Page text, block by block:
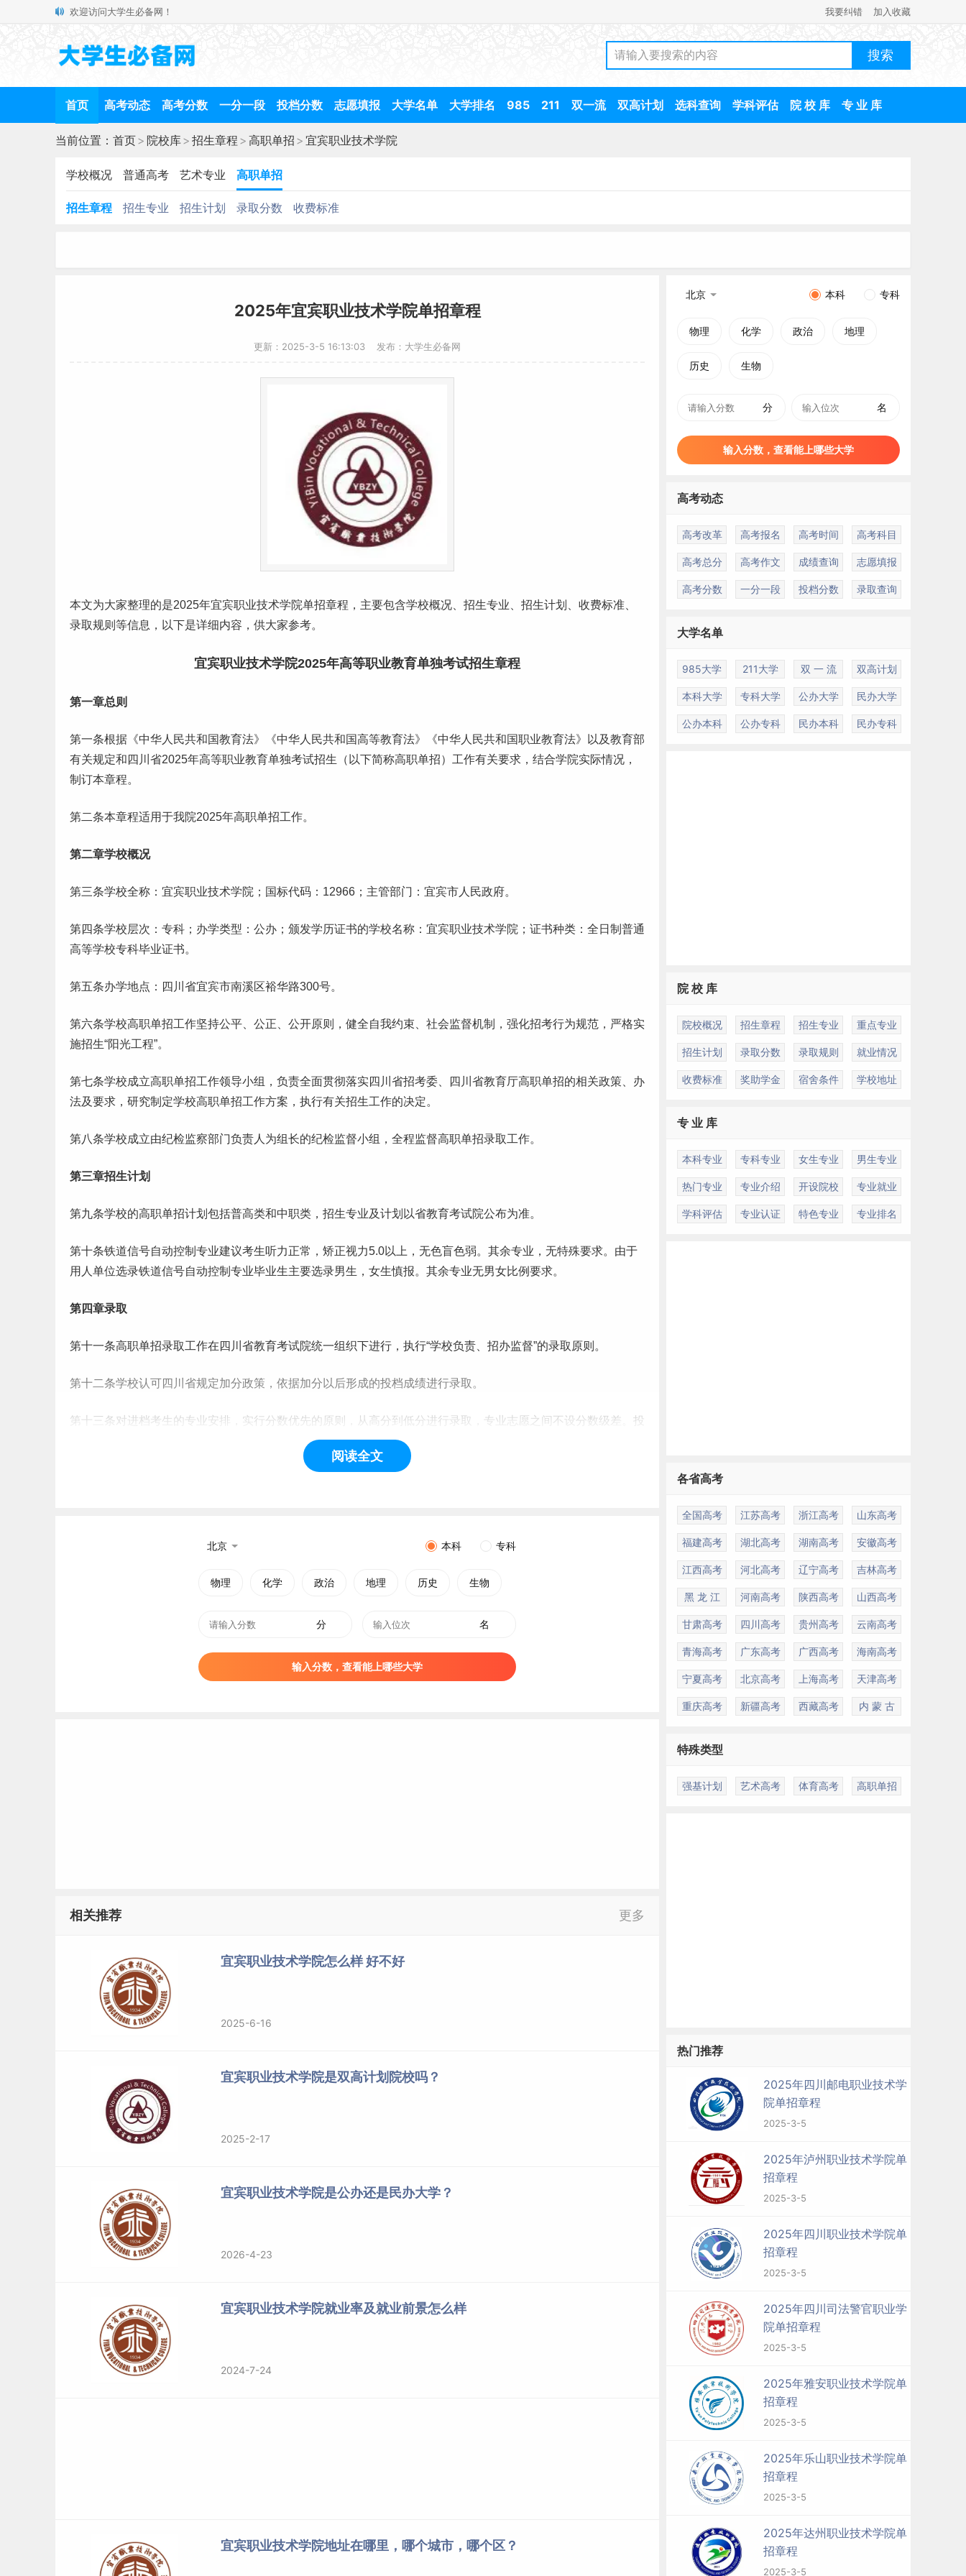
欢迎访问大学生必备网！ 我要纠错 加入收藏
首页 高考动态 高考分数 一分一段 投档分数 志愿填报 大学名单 大学排名 985 211 双一流 双高计划 选科查询 学科评估 院 校 库 专 业 库
当前位置： 首页> 院校库> 招生章程 > 高职单招 > 宜宾职业技术学院
学校概况 普通高考 艺术专业 高职单招
招生章程 招生专业 招生计划 录取分数 收费标准
2025年宜宾职业技术学院单招章程
更新：2025-3-5 16:13:03 发布：大学生必备网
本文为大家整理的是2025年宜宾职业技术学院单招章程，主要包含学校概况、招生专业、招生计划、 收费标准
录取规则等信息，以下是详细内容，供大家参考。
宜宾职业技术学院2025年高等职业教育单独考试招生章程
第一章总则
第一条根据《中华人民共和国教育法》《中华人民共和国高等教育法》《中华人民共和国职业教育法》以及教育部
有关规定和 四川 省2025年高等职业教育单独考试招生（以下简称高职单招） 工作有关要求，结合学院实际情况，
制订本章程。
第二条本章程适用于我院2025年高职单招工作。
第二章学校概况
第三条学校全称：宜宾职业技术学院；国标代码：12966；主管部门：宜宾市人民政府。
第四条学校层次：专科；办学类型：公办；颁发学历证书的学校名称：宜宾职业技术学院；证书种类：全日制普通
高等学校专科毕业证书。
第五条办学地点：四川省宜宾市南溪区裕华路300号。
第六条学校高职单招工作坚持公平、公正、公开原则，健全自我约束、社会监督机制，强化招考行为规范，严格实
施招生“阳光工程”。
第七条学校成立高职单招工作领导小组，负责全面贯彻落实四川省招考委、四川省教育厅高职单招的相关政策、办
法及要求，研究制定学校高职单招工作方案，执行有关招生工作的决定。
第八条学校成立由纪检监察部门负责人为组长的纪检监督小组，全程监督高职单招录取工作。
第三章招生计划
第九条学校的高职单招计划包括普高类和中职类，招生专业及计划以省教育考试院公布为准。
第十条铁道信号自动控制专业建议考生听力正常，矫正视力5.0以上，无色盲色弱。其余专业，无特殊要求。由于
用人单位选录铁道信号自动控制专业毕业生主要选录男生，女生慎报。其余专业无男女比例要求。
第四章录取
第十一条高职单招录取工作在四川省教育考试院统一组织下进行，执行“学校负责、招办监督”的录取原则。
第十二条学校认可四川省规定加分政策，依据加分以后形成的投档成绩进行录取。
第十三条对进档考生的专业安排，实行分数优先的原则，从高分到低分进行录取，专业志愿 之间不设分数级差。投
档成绩相同时，按四川省确定的高职单招同分排序规则进行录取。
考生被我校正式录取后不得换录，也不再参加普通高考或对口招生考试。
格的新生，将按照有关招生规定进行处理，直至取消入学资格。
第二十条学校招生部门的联系方式
通信地址：四川省宜宾市南溪区裕华路300号
邮政编码：644100
学校网址：https://www.ybzy.cn
第二十一条本章程由学校招生 就业处负责解释。
阅读全文
北京 本科 专科
物理 化学 政治 地理 历史 生物
分 名
输入分数，查看能上哪些大学
相关推荐 更多
宜宾职业技术学院怎么样 好不好
2025-6-16
宜宾职业技术学院是双高计划院校吗？
2025-2-17
宜宾职业技术学院是公办还是民办大学？
2026-4-23
宜宾职业技术学院就业率及就业前景怎么样
2024-7-24
宜宾职业技术学院地址在哪里，哪个城市，哪个区？
北京 本科 专科
物理 化学 政治 地理
历史 生物
分 名
输入分数，查看能上哪些大学
高考动态
高考改革 高考报名 高考时间 高考科目
高考总分 高考作文 成绩查询 志愿填报
高考分数 一分一段 投档分数 录取查询
大学名单
985大学 211大学 双 一 流 双高计划
本科大学 专科大学 公办大学 民办大学
公办本科 公办专科 民办本科 民办专科
院 校 库
院校概况 招生章程 招生专业 重点专业
招生计划 录取分数 录取规则 就业情况
收费标准 奖助学金 宿舍条件 学校地址
专 业 库
本科专业 专科专业 女生专业 男生专业
热门专业 专业介绍 开设院校 专业就业
学科评估 专业认证 特色专业 专业排名
各省高考
全国高考 江苏高考 浙江高考 山东高考
福建高考 湖北高考 湖南高考 安徽高考
江西高考 河北高考 辽宁高考 吉林高考
黑 龙 江 河南高考 陕西高考 山西高考
甘肃高考 四川高考 贵州高考 云南高考
青海高考 广东高考 广西高考 海南高考
宁夏高考 北京高考 上海高考 天津高考
重庆高考 新疆高考 西藏高考 内 蒙 古
特殊类型
强基计划 艺术高考 体育高考 高职单招
热门推荐
2025年四川邮电职业技术学
院单招章程
2025-3-5
2025年泸州职业技术学院单
招章程
2025-3-5
2025年四川职业技术学院单
招章程
2025-3-5
2025年四川司法警官职业学
院单招章程
2025-3-5
2025年雅安职业技术学院单
招章程
2025-3-5
2025年乐山职业技术学院单
招章程
2025-3-5
2025年达州职业技术学院单
招章程
2025-3-5